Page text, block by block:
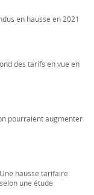
en hausse en 2021
des tarifs en vue en
pourraient augmenter
hausse tarifaire
une étude